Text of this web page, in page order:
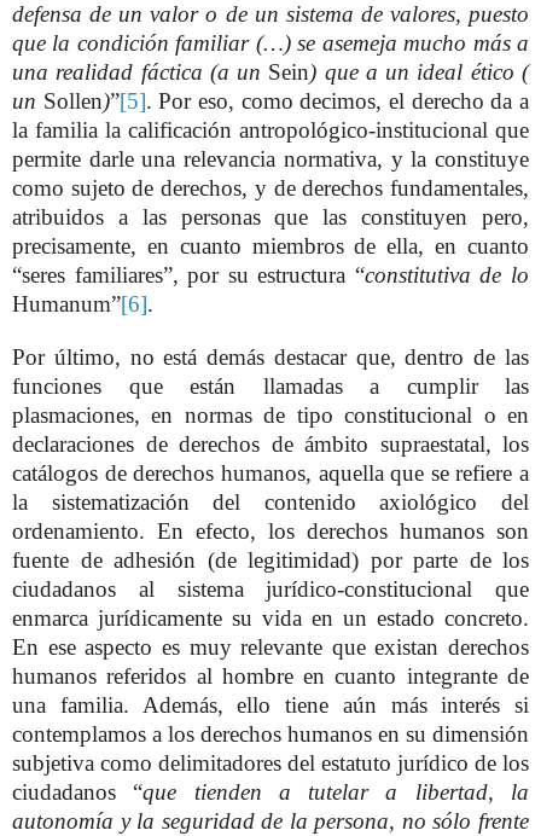
defensa de un valor o de un sistema de valores, puesto
que la condición familiar (…) se asemeja mucho más a
una realidad fáctica (a un Sein) que a un ideal ético (
un Sollen)”[5]. Por eso, como decimos, el derecho da a
la familia la calificación antropológico-institucional que
permite darle una relevancia normativa, y la constituye
como sujeto de derechos, y de derechos fundamentales,
atribuidos a las personas que las constituyen pero,
precisamente, en cuanto miembros de ella, en cuanto
“seres familiares”, por su estructura “constitutiva de lo
Humanum”[6].
Por último, no está demás destacar que, dentro de las
funciones que están llamadas a cumplir las
plasmaciones, en normas de tipo constitucional o en
declaraciones de derechos de ámbito supraestatal, los
catálogos de derechos humanos, aquella que se refiere a
la sistematización del contenido axiológico del
ordenamiento. En efecto, los derechos humanos son
fuente de adhesión (de legitimidad) por parte de los
ciudadanos al sistema jurídico-constitucional que
enmarca jurídicamente su vida en un estado concreto.
En ese aspecto es muy relevante que existan derechos
humanos referidos al hombre en cuanto integrante de
una familia. Además, ello tiene aún más interés si
contemplamos a los derechos humanos en su dimensión
subjetiva como delimitadores del estatuto jurídico de los
ciudadanos “que tienden a tutelar a libertad, la
autonomía y la seguridad de la persona, no sólo frente